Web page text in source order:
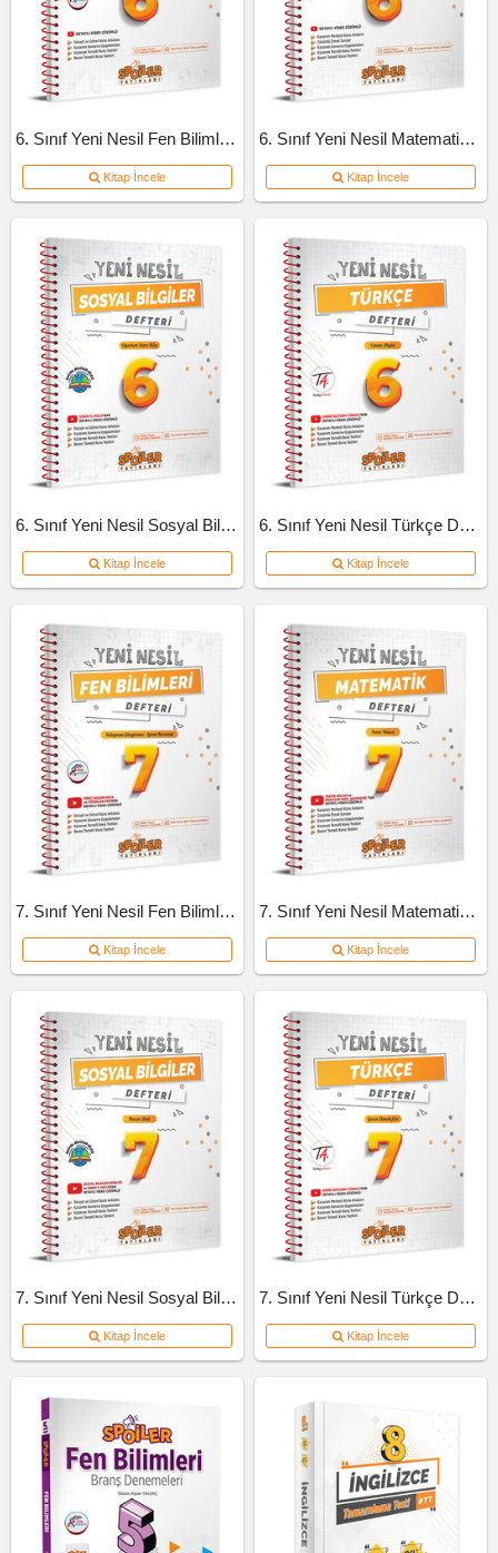
6. Sınıf Yeni Nesil Fen Bilimleri Defteri
Kitap İncele
6. Sınıf Yeni Nesil Matematik Defteri
Kitap İncele
6. Sınıf Yeni Nesil Sosyal Bilgiler Defteri
Kitap İncele
6. Sınıf Yeni Nesil Türkçe Defteri
Kitap İncele
7. Sınıf Yeni Nesil Fen Bilimleri Defteri
Kitap İncele
7. Sınıf Yeni Nesil Matematik Defteri
Kitap İncele
7. Sınıf Yeni Nesil Sosyal Bilgiler Defteri
Kitap İncele
7. Sınıf Yeni Nesil Türkçe Defteri
Kitap İncele